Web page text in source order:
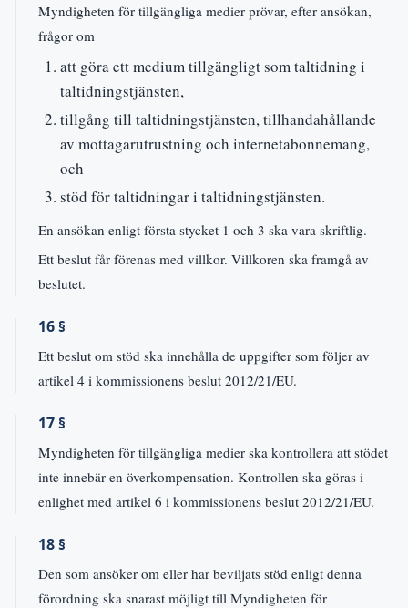
Myndigheten för tillgängliga medier prövar, efter ansökan,
frågor om
att göra ett medium tillgängligt som taltidning i
taltidningstjänsten,
tillgång till taltidningstjänsten, tillhandahållande
av mottagarutrustning och internetabonnemang,
och
stöd för taltidningar i taltidningstjänsten.
En ansökan enligt första stycket 1 och 3 ska vara skriftlig.
Ett beslut får förenas med villkor. Villkoren ska framgå av
beslutet.
16 §
Ett beslut om stöd ska innehålla de uppgifter som följer av
artikel 4 i kommissionens beslut 2012/21/EU.
17 §
Myndigheten för tillgängliga medier ska kontrollera att stödet
inte innebär en överkompensation. Kontrollen ska göras i
enlighet med artikel 6 i kommissionens beslut 2012/21/EU.
18 §
Den som ansöker om eller har beviljats stöd enligt denna
förordning ska snarast möjligt till Myndigheten för